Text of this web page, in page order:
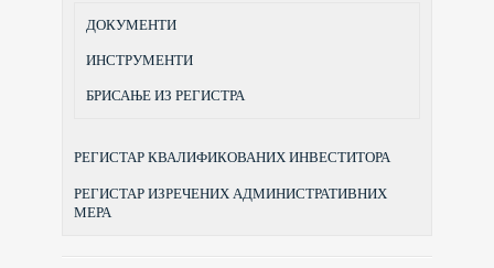
ДОКУМЕНТИ
ИНСТРУМЕНТИ
БРИСАЊЕ ИЗ РЕГИСТРА
РЕГИСТАР КВАЛИФИКОВАНИХ ИНВЕСТИТОРА
РЕГИСТАР ИЗРЕЧЕНИХ АДМИНИСТРАТИВНИХ
МЕРА